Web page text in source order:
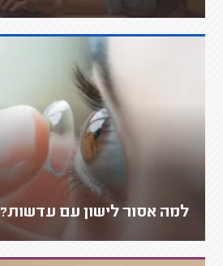
למה אסור לישון עם עדשות?